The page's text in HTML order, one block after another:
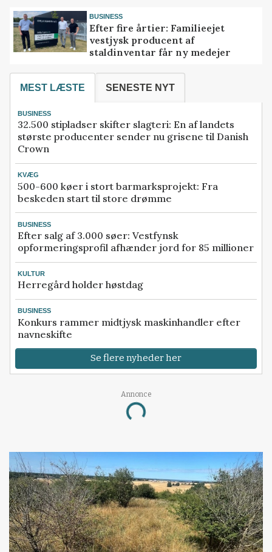
BUSINESS
Efter fire årtier: Familieejet
vestjysk producent af
staldinventar får ny medejer
MEST LÆSTE SENESTE NYT
BUSINESS
32.500 stipladser skifter slagteri: En af landets
største producenter sender nu grisene til Danish
Crown
KVÆG
500-600 køer i stort barmarksprojekt: Fra
beskeden start til store drømme
BUSINESS
Efter salg af 3.000 søer: Vestfynsk
opformeringsprofil afhænder jord for 85 millioner
KULTUR
Herregård holder høstdag
BUSINESS
Konkurs rammer midtjysk maskinhandler efter
navneskifte
Se flere nyheder her
Annonce
Loading...